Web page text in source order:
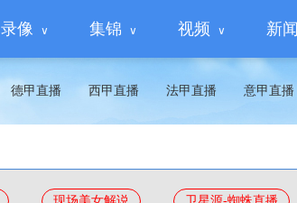
录像 集锦 视频 新闻
德甲直播 西甲直播 法甲直播 意甲直播